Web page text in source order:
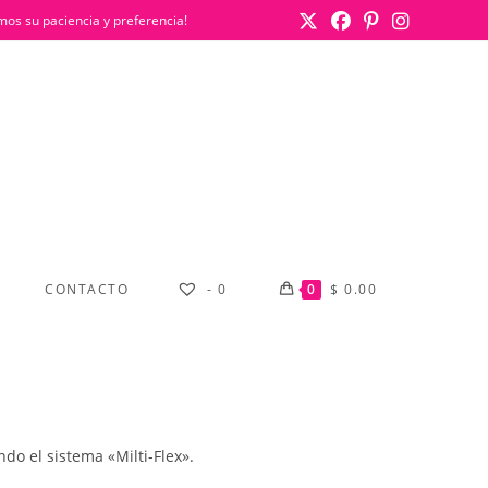
su paciencia y preferencia!
CONTACTO - 0 0 $ 0.00
el sistema «Milti-Flex».